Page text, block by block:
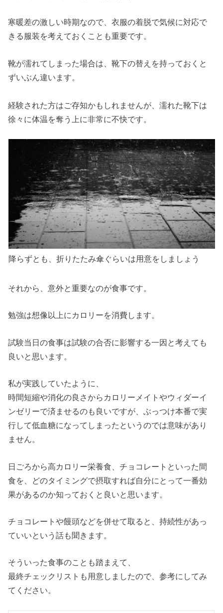
寒暖差の激しい時期なので、衣服の着脱で気候に対応で
きる服装を考えておくことも重要です。
靴が濡れてしまった場合は、靴下の替えを持っておくと
ずいぶん違います。
経験された方はご存知かもしれませんが、濡れた靴下は
徐々に体温を奪う上に非常に不快です。
降らずとも、折りたたみ傘ぐらいは用意をしましょう
それから、意外と重要なのが食事です。
勉強は想像以上にカロリーを消費します。
試験当日の食事は試験の合否に影響する一因と考えても
良いと思います。
私が実践していたように、
時間短縮や消化の良さからカロリーメイトやウィダーイ
ンゼリーで済ませるのも良いですが、ぶっつけ本番で実
行して低血糖になってしまったというのでは意味があり
ません。
日ごろから高カロリー栄養食、チョコレートといった間
食を、どのタイミングで摂取すれば自分にとって一番効
果があるのか知っておくと良いと思います。
チョコレートや饅頭などを併せて取ると、持続性があっ
ていいという話も聞きます。
そういった食事のことも踏まえて、
最終チェックリストも用意しましたので、参考にしてみ
てください。